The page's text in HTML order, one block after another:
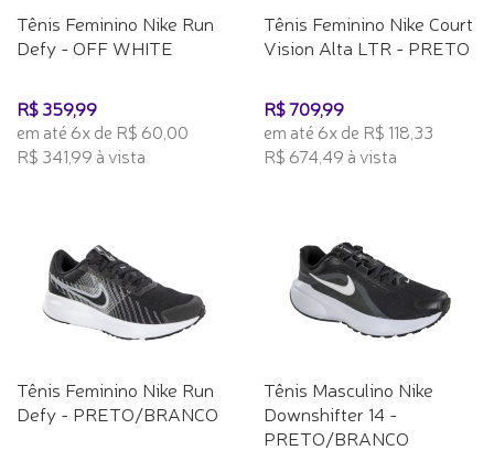
Tênis Feminino Nike Run
Defy - OFF WHITE
R$ 359,99
em até 6x de R$ 60,00
R$ 341,99 à vista
Tênis Feminino Nike Court
Vision Alta LTR - PRETO
R$ 709,99
em até 6x de R$ 118,33
R$ 674,49 à vista
Tênis Feminino Nike Run
Defy - PRETO/BRANCO
Tênis Masculino Nike
Downshifter 14 -
PRETO/BRANCO